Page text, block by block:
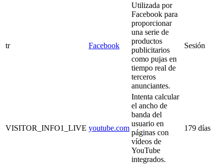
tr Facebook
Utilizada por
Facebook para
proporcionar
una serie de
productos
publicitarios
como pujas en
tiempo real de
terceros
anunciantes.
Sesión
VISITOR_INFO1_LIVE youtube.com
Intenta calcular
el ancho de
banda del
usuario en
páginas con
vídeos de
YouTube
integrados.
179 días